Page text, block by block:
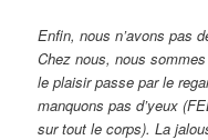
Enfin, nous n’avons pas
Chez nous, nous
le plaisir passe par le
manquons pas d’yeux
sur tout le corps). La